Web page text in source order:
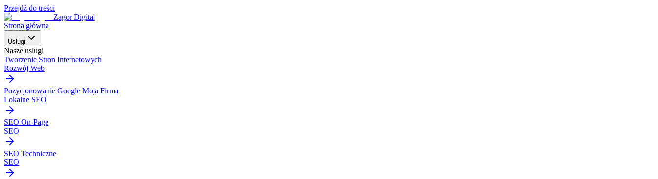
Przejdź do treści
Zagor Digital
Strona główna
Usługi
Nasze uslugi
Tworzenie Stron Internetowych
Rozwój Web
Pozycjonowanie Google Moja Firma
Lokalne SEO
SEO On-Page
SEO
SEO Techniczne
SEO